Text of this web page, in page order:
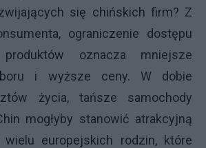
się chińskich firm? Z
ograniczenie dostępu
oznacza mniejsze
i wyższe ceny. W dobie
życia, tańsze samochody
mogłyby stanowić atrakcyjną
wielu europejskich rodzin, które